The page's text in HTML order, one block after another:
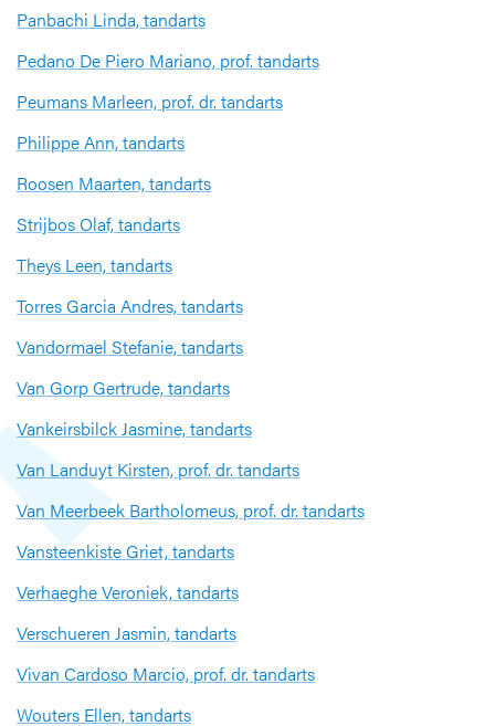
Panbachi Linda, tandarts
Pedano De Piero Mariano, prof. tandarts
Peumans Marleen, prof. dr. tandarts
Philippe Ann, tandarts
Roosen Maarten, tandarts
Strijbos Olaf, tandarts
Theys Leen, tandarts
Torres Garcia Andres, tandarts
Vandormael Stefanie, tandarts
Van Gorp Gertrude, tandarts
Vankeirsbilck Jasmine, tandarts
Van Landuyt Kirsten, prof. dr. tandarts
Van Meerbeek Bartholomeus, prof. dr. tandarts
Vansteenkiste Griet, tandarts
Verhaeghe Veroniek, tandarts
Verschueren Jasmin, tandarts
Vivan Cardoso Marcio, prof. dr. tandarts
Wouters Ellen, tandarts